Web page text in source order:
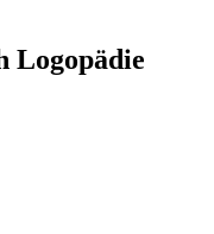
Logopädie